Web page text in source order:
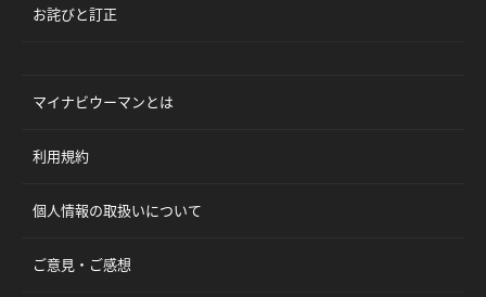
お詫びと訂正
マイナビウーマンとは
利用規約
個人情報の取扱いについて
ご意見・ご感想